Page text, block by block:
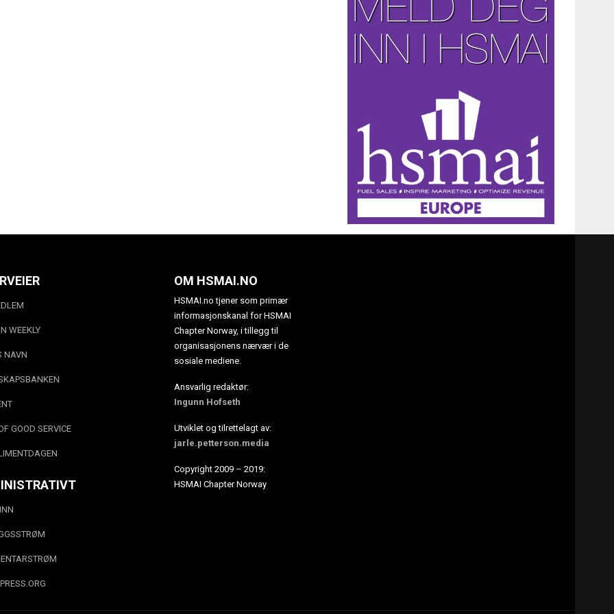
WEEKLY
NAVN
GOOD SERVICE
OM HSMAI.NO
HSMAI.no tjener som primær
informasjonskanal for HSMAI
Chapter Norway, i tillegg til
organisasjonens nærvær i de
sosiale mediene.
Ansvarlig redaktør:
Ingunn Hofseth
Utviklet og tilrettelagt av:
jarle.petterson.media
Copyright 2009 – 2019:
HSMAI Chapter Norway